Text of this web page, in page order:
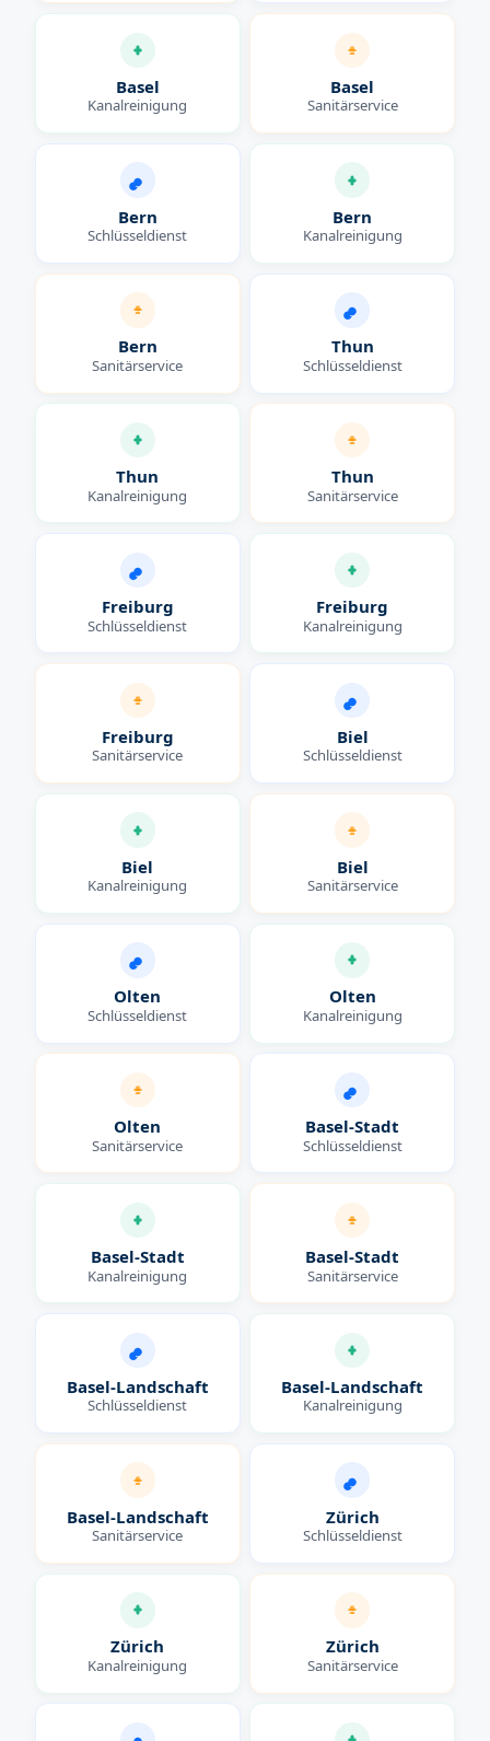
Basel
Kanalreinigung
Basel
Sanitärservice
Bern
Schlüsseldienst
Bern
Kanalreinigung
Bern
Sanitärservice
Thun
Schlüsseldienst
Thun
Kanalreinigung
Thun
Sanitärservice
Freiburg
Schlüsseldienst
Freiburg
Kanalreinigung
Freiburg
Sanitärservice
Biel
Schlüsseldienst
Biel
Kanalreinigung
Biel
Sanitärservice
Olten
Schlüsseldienst
Olten
Kanalreinigung
Olten
Sanitärservice
Basel-Stadt
Schlüsseldienst
Basel-Stadt
Kanalreinigung
Basel-Stadt
Sanitärservice
Basel-Landschaft
Schlüsseldienst
Basel-Landschaft
Kanalreinigung
Basel-Landschaft
Sanitärservice
Zürich
Schlüsseldienst
Zürich
Kanalreinigung
Zürich
Sanitärservice